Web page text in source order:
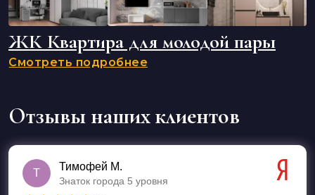
ЖК Квартира для молодой пары
Смотреть подробнее
Отзывы наших клиентов
Т
Тимофей М.
Знаток города 5 уровня